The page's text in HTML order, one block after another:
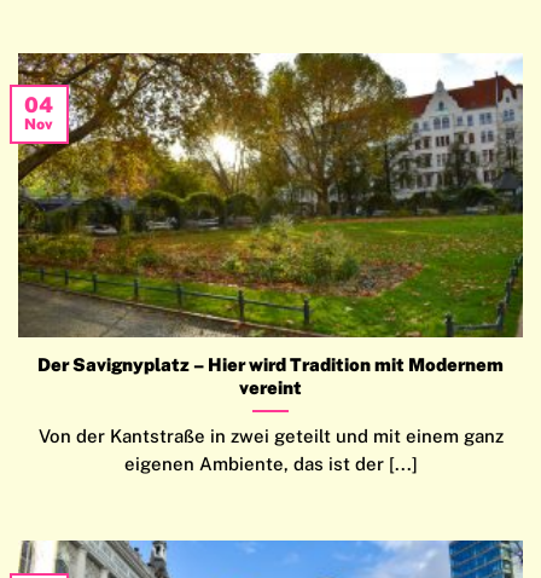
Der Savignyplatz – Hier wird Tradition mit Modernem
vereint
Von der Kantstraße in zwei geteilt und mit einem ganz
eigenen Ambiente, das ist der [...]
04
Nov